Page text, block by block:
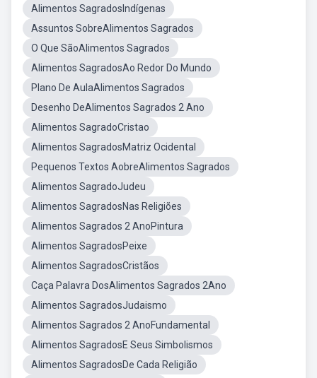
Alimentos SagradosIndígenas
Assuntos SobreAlimentos Sagrados
O Que SãoAlimentos Sagrados
Alimentos SagradosAo Redor Do Mundo
Plano De AulaAlimentos Sagrados
Desenho DeAlimentos Sagrados 2 Ano
Alimentos SagradoCristao
Alimentos SagradosMatriz Ocidental
Pequenos Textos AobreAlimentos Sagrados
Alimentos SagradoJudeu
Alimentos SagradosNas Religiões
Alimentos Sagrados 2 AnoPintura
Alimentos SagradosPeixe
Alimentos SagradosCristãos
Caça Palavra DosAlimentos Sagrados 2Ano
Alimentos SagradosJudaismo
Alimentos Sagrados 2 AnoFundamental
Alimentos SagradosE Seus Simbolismos
Alimentos SagradosDe Cada Religião